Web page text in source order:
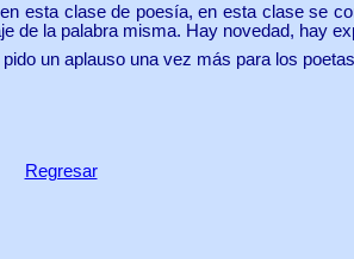
esta clase de poesía, en esta clase se
de la palabra misma. Hay novedad, hay
un aplauso una vez más para los
Regresar